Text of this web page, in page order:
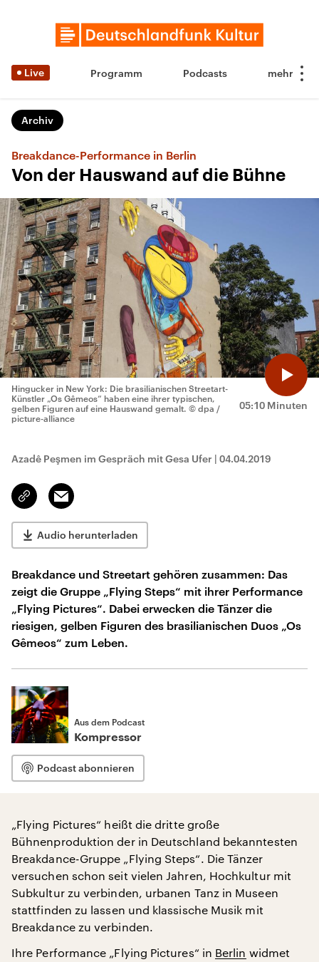
Live Programm Podcasts
Archiv
Breakdance-Performance in Berlin
Von der Hauswand auf die Bühne
05:10 Minuten
Hingucker in New York: Die brasilianischen Streetart-
Künstler „Os Gêmeos“ haben eine ihrer typischen,
gelben Figuren auf eine Hauswand gemalt. © dpa /
picture-alliance
Azadê Peşmen im Gespräch mit Gesa Ufer | 04.04.2019
Link
kopieren/teilen
Email
Audio herunterladen
Breakdance und Streetart gehören zusammen: Das
zeigt die Gruppe „Flying Steps“ mit ihrer Performance
„Flying Pictures“. Dabei erwecken die Tänzer die
riesigen, gelben Figuren des brasilianischen Duos „Os
Gêmeos“ zum Leben.
Aus dem Podcast
Kompressor
Podcast abonnieren
„Flying Pictures“ heißt die dritte große
Bühnenproduktion der in Deutschland bekanntesten
Breakdance-Gruppe „Flying Steps“. Die Tänzer
versuchen schon seit vielen Jahren, Hochkultur mit
Subkultur zu verbinden, urbanen Tanz in Museen
stattfinden zu lassen und klassische Musik mit
Breakdance zu verbinden.
Ihre Performance „Flying Pictures“ in Berlin widmet